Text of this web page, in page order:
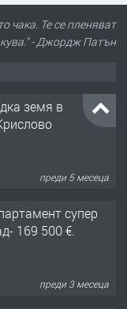
чака. Те се пленяват
- Джордж Патън
земя в
преди 5 месеца
супер
169 500 €.
преди 3 месеца